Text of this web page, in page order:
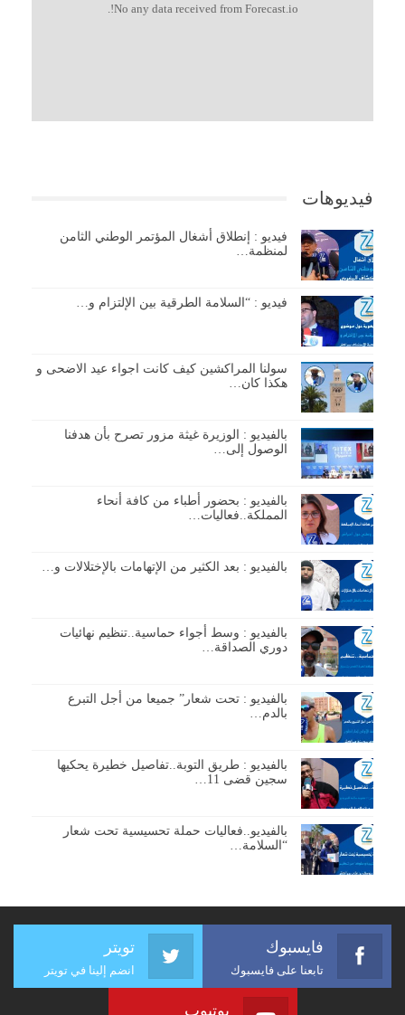
No any data received from Forecast.io!.
فيديوهات
فيديو : إنطلاق أشغال المؤتمر الوطني الثامن
لمنظمة…
فيديو : “السلامة الطرقية بين الإلتزام و…
سولنا المراكشين كيف كانت اجواء عيد الاضحى و
هكذا كان…
بالفيديو : الوزيرة غيثة مزور تصرح بأن هدفنا
الوصول إلى…
بالفيديو : بحضور أطباء من كافة أنحاء
المملكة..فعاليات…
بالفيديو : بعد الكثير من الإتهامات بالإختلالات و…
بالفيديو : وسط أجواء حماسية..تنظيم نهائيات
دوري الصداقة…
بالفيديو : تحت شعار” جميعا من أجل التبرع
بالدم…
بالفيديو : طريق التوبة..تفاصيل خطيرة يحكيها
سجين قضى 11…
بالفيديو..فعاليات حملة تحسيسية تحت شعار
“السلامة…
فايسبوك
تابعنا على فايسبوك
تويتر
انضم إلينا في تويتر
يوتيوب